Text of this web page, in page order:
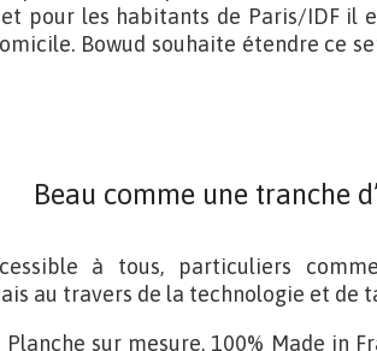
pour les habitants de Paris/IDF il
Bowud souhaite étendre ce
Beau comme une tranche
à tous, particuliers
au travers de la technologie et de
sur mesure, 100% Made in